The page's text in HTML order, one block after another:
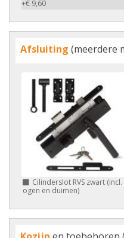
+€ 9,60
Afsluiting (meerdere
Cilinderslot RVS zwart (incl.
ogen en duimen)